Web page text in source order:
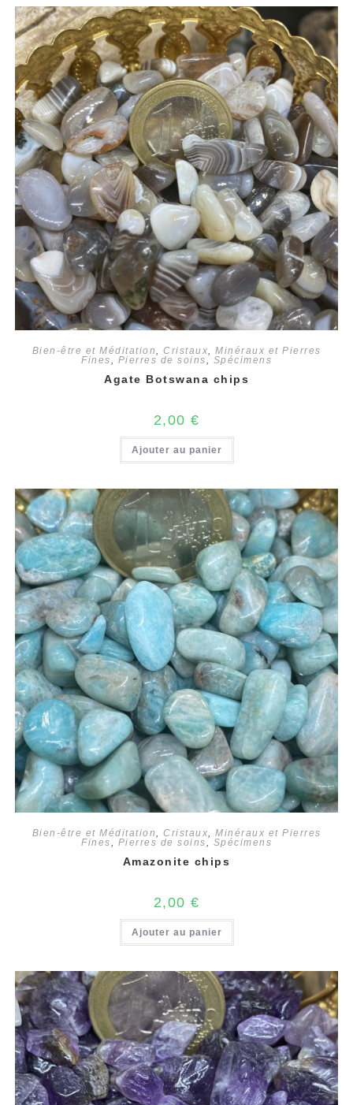
Bien-être et Méditation Cristaux
Minéraux et Pierres
Fines
Pierres de soins Spécimens
Agate Botswana chips
2,00 €
Ajouter au panier
Bien-être et Méditation, Cristaux, Minéraux et Pierres
Fines, Pierres de soins, Spécimens
Amazonite chips
2,00 €
Ajouter au panier